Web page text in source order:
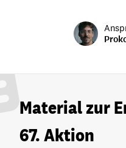
Material zur
67. Aktion